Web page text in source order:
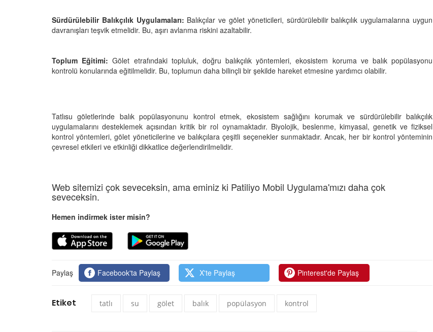
Sürdürülebilir Balıkçılık Uygulamaları: Balıkçılar ve gölet yöneticileri, sürdürülebilir balıkçılık uygulamalarına uygun
davranışları teşvik etmelidir. Bu, aşırı avlanma riskini azaltabilir.
Toplum Eğitimi: Gölet etrafındaki topluluk, doğru balıkçılık yöntemleri, ekosistem koruma ve balık popülasyonu
kontrolü konularında eğitilmelidir. Bu, toplumun daha bilinçli bir şekilde hareket etmesine yardımcı olabilir.
Tatlısu göletlerinde balık popülasyonunu kontrol etmek, ekosistem sağlığını korumak ve sürdürülebilir balıkçılık
uygulamalarını desteklemek açısından kritik bir rol oynamaktadır. Biyolojik, beslenme, kimyasal, genetik ve fiziksel
kontrol yöntemleri, gölet yöneticilerine ve balıkçılara çeşitli seçenekler sunmaktadır. Ancak, her bir kontrol yönteminin
çevresel etkileri ve etkinliği dikkatlice değerlendirilmelidir.
Web sitemizi çok seveceksin, ama eminiz ki Patiliyo Mobil Uygulama'mızı daha çok
seveceksin.
Hemen indirmek ister misin?
Paylaş Facebook'ta Paylaş X'te Paylaş Pinterest'de Paylaş
Etiket tatlı su gölet balık popülasyon kontrol